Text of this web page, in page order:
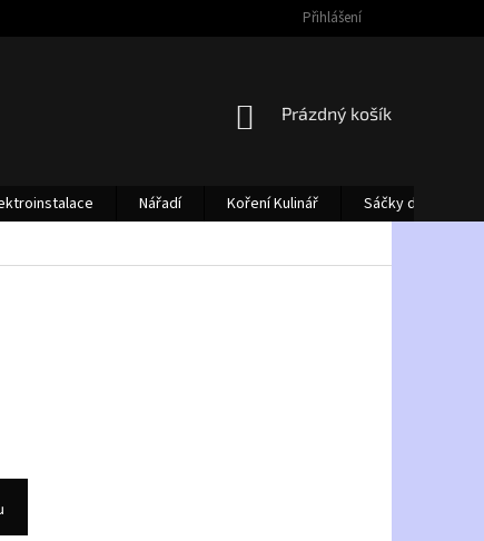
Přihlášení
NÁKUPNÍ
Prázdný košík
Nářadí Koření Kulinář
Sáčky do